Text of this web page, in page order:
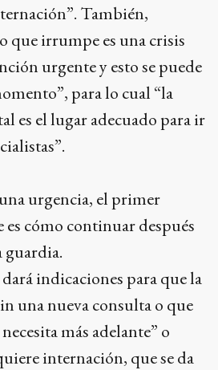
También,
que irrumpe es una crisis
urgente y esto se puede
para lo cual “la
es el lugar adecuado para ir
urgencia, el primer
es cómo continuar después
guardia.
indicaciones para que la
una nueva consulta o que
más adelante” o
internación, que se da